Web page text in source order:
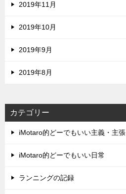
2019年11月
2019年10月
2019年9月
2019年8月
カテゴリー
iMotaro的どーでもいい主義・主張
iMotaro的どーでもいい日常
ランニングの記録